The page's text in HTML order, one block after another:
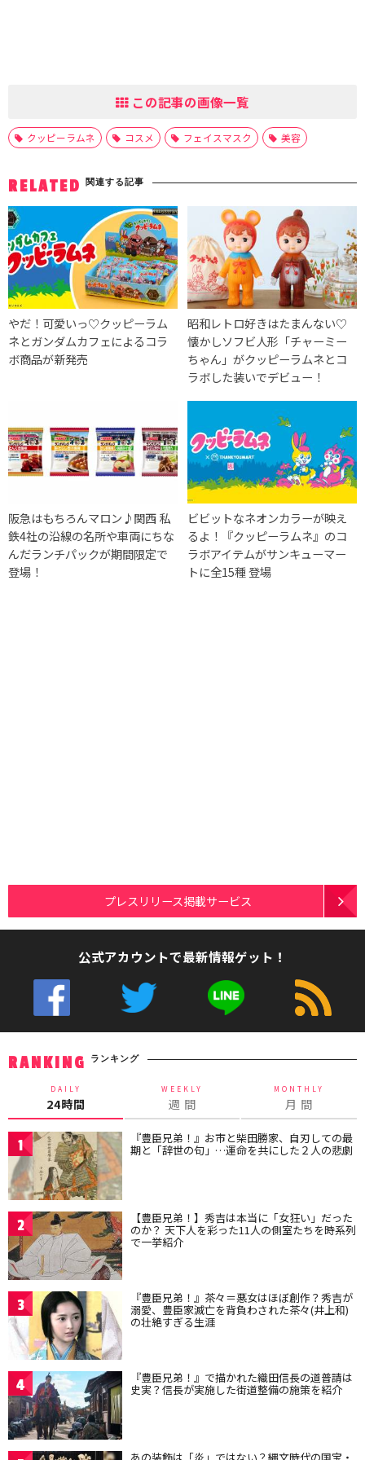
この記事の画像一覧
クッピーラムネ コスメ フェイスマスク 美容
RELATED 関連する記事
やだ！可愛いっ♡クッピーラム
ネとガンダムカフェによるコラ
ボ商品が新発売
昭和レトロ好きはたまんない♡
懐かしソフビ人形「チャーミー
ちゃん」がクッピーラムネとコ
ラボした装いでデビュー！
阪急はもちろんマロン♪関西 私
鉄4社の沿線の名所や車両にちな
んだランチパックが期間限定で
登場！
ビビットなネオンカラーが映え
るよ！『クッピーラムネ』のコ
ラボアイテムがサンキューマー
トに全15種 登場
プレスリリース掲載サービス
公式アカウントで最新情報ゲット！
RANKING ランキング
DAILY
24時間
WEEKLY
週 間
MONTHLY
月 間
1 『豊臣兄弟！』お市と柴田勝家、自刃しての最
期と「辞世の句」…運命を共にした２人の悲劇
2 【豊臣兄弟！】秀吉は本当に「女狂い」だった
のか？ 天下人を彩った11人の側室たちを時系列
で一挙紹介
3 『豊臣兄弟！』茶々＝悪女はほぼ創作？秀吉が
溺愛、豊臣家滅亡を背負わされた茶々(井上和)
の壮絶すぎる生涯
4 『豊臣兄弟！』で描かれた織田信長の道普請は
史実？信長が実施した街道整備の施策を紹介
あの装飾は「炎」ではない？縄文時代の国宝・